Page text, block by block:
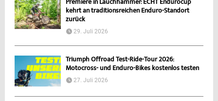
Premiere in Lauchhammer: ECHT Endurocup
kehrt an traditionsreichen Enduro-Standort
zurück
29. Juli 2026
Triumph Offroad Test-Ride-Tour 2026:
Motocross- und Enduro-Bikes kostenlos testen
27. Juli 2026